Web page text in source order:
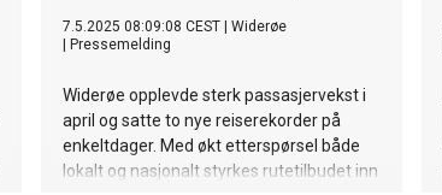
7.5.2025 08:09:08 CEST
Widerøe
Pressemelding
Widerøe opplevde sterk passasjervekst i
april og satte to nye reiserekorder på
enkeltdager. Med økt etterspørsel både
lokalt og nasjonalt styrkes rutetilbudet inn